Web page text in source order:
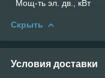
Мощ-ть эл. дв., кВт
Скрыть
Условия доставки